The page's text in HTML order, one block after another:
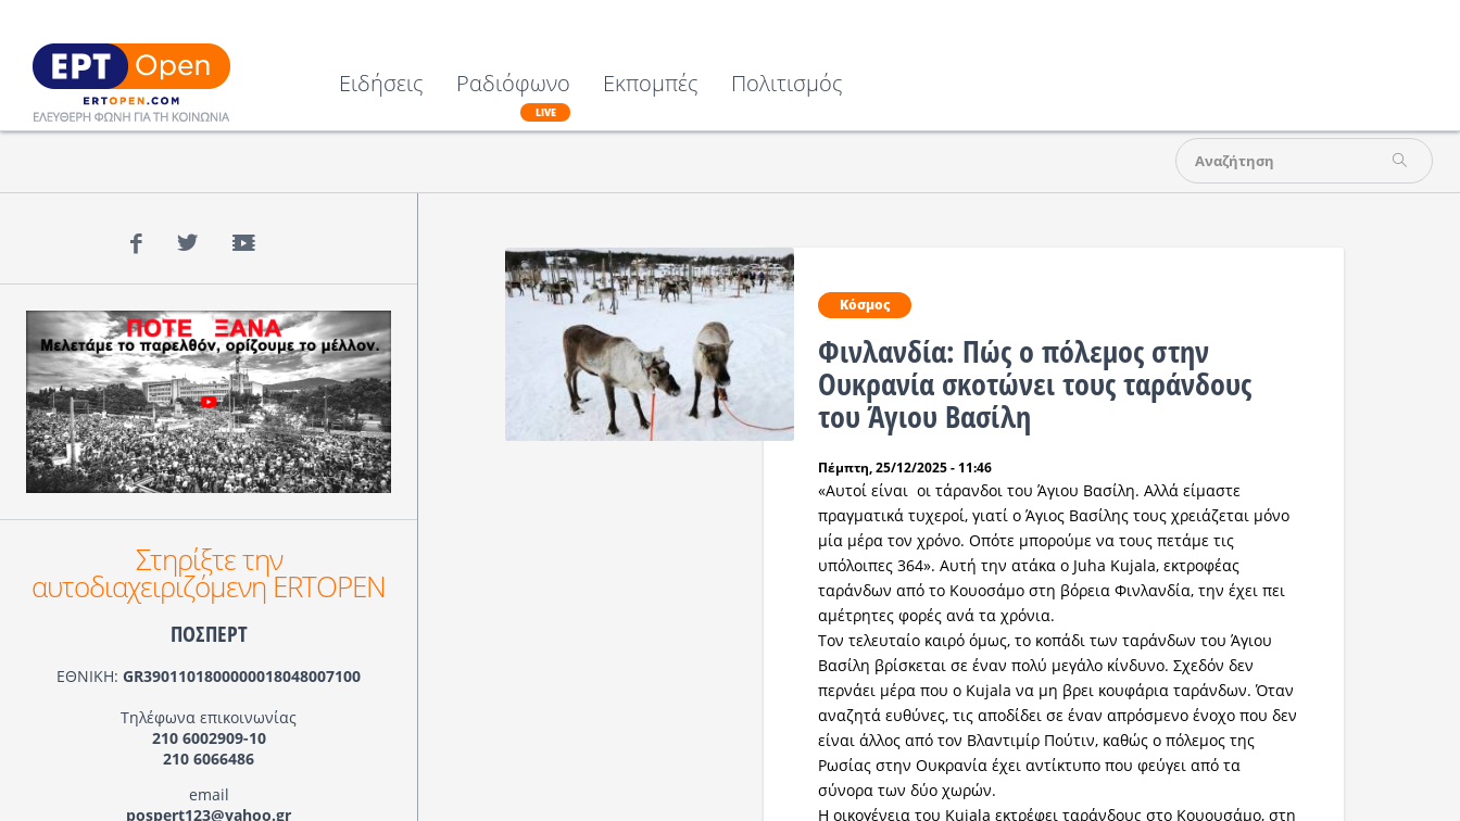
Ειδήσεις Ραδιόφωνο
LIVE
Εκπομπές Πολιτισμός
Κόσμος
Φινλανδία: Πώς ο πόλεμος στην
Ουκρανία σκοτώνει τους ταράνδους
του Άγιου Βασίλη
Πέμπτη, 25/12/2025 - 11:46
«Αυτοί είναι οι τάρανδοι του Άγιου Βασίλη. Αλλά είμαστε
πραγματικά τυχεροί, γιατί ο Άγιος Βασίλης τους χρειάζεται μόνο
μία μέρα τον χρόνο. Οπότε μπορούμε να τους πετάμε τις
υπόλοιπες 364». Αυτή την ατάκα ο Juha Kujala, εκτροφέας
ταράνδων από το Κουοσάμο στη βόρεια Φινλανδία, την έχει πει
αμέτρητες φορές ανά τα χρόνια.
Τον τελευταίο καιρό όμως, το κοπάδι των ταράνδων του Άγιου
Βασίλη βρίσκεται σε έναν πολύ μεγάλο κίνδυνο. Σχεδόν δεν
περνάει μέρα που ο Kujala να μη βρει κουφάρια ταράνδων. Όταν
αναζητά ευθύνες, τις αποδίδει σε έναν απρόσμενο ένοχο που δεν
είναι άλλος από τον Βλαντιμίρ Πούτιν, καθώς ο πόλεμος της
Ρωσίας στην Ουκρανία έχει αντίκτυπο που φεύγει από τα
σύνορα των δύο χωρών.
Η οικογένεια του Kujala εκτρέφει ταράνδους στο Κουουσάμο, στη
Facebook
TwitterYouTube
Στηρίξτε την
αυτοδιαχειριζόμενη ERTOPEN
ΠΟΣΠΕΡΤ
ΕΘΝΙΚΗ: GR3901101800000018048007100
Τηλέφωνα επικοινωνίας
210 6002909-10
210 6066486
email
pospert123@yahoo.gr